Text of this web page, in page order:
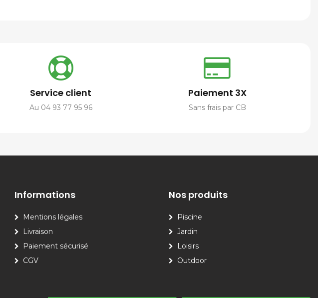
Service client
Au 04 93 77 95 96
Paiement 3X
Sans frais par CB
Informations
Mentions légales
Livraison
Paiement sécurisé
CGV
Nos produits
Piscine
Jardin
Loisirs
Outdoor